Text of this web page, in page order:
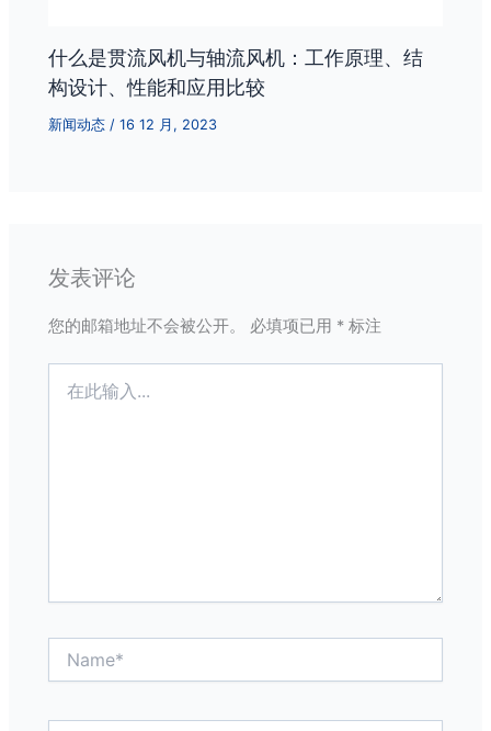
什么是贯流风机与轴流风机：工作原理、结
构设计、性能和应用比较
新闻动态 /16 12 月, 2023
发表评论
您的邮箱地址不会被公开。 必填项已用 * 标注